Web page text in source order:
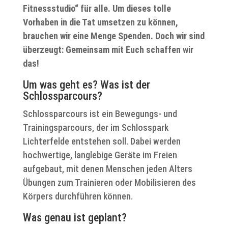
Fitnessstudio“ für alle. Um dieses tolle
Vorhaben in die Tat umsetzen zu können,
brauchen wir eine Menge Spenden. Doch wir sind
überzeugt: Gemeinsam mit Euch schaffen wir
das!
Um was geht es? Was ist der
Schlossparcours?
Schlossparcours ist ein Bewegungs- und
Trainingsparcours, der im Schlosspark
Lichterfelde entstehen soll. Dabei werden
hochwertige, langlebige Geräte im Freien
aufgebaut, mit denen Menschen jeden Alters
Übungen zum Trainieren oder Mobilisieren des
Körpers durchführen können.
Was genau ist geplant?